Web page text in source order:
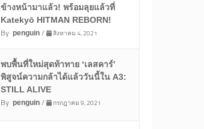
ข้างหน้ามาแล้ว! พร้อมลุยแล้วที่
Katekyō HITMAN REBORN!
By penguin/ สิงหาคม 4, 2021
พบพื้นที่ใหม่สุดท้าทาย ‘เลสคาร์’
พิสูจน์ความกล้าได้แล้ววันนี้ใน A3:
STILL ALIVE
By penguin/ กรกฎาคม 9, 2021